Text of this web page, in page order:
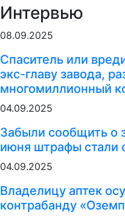
Интервью
08.09.2025
Спаситель или
экс-главу завода,
многомиллионный
04.09.2025
Забыли сообщить о
июня штрафы стали
04.09.2025
Владелицу аптек
контрабанду